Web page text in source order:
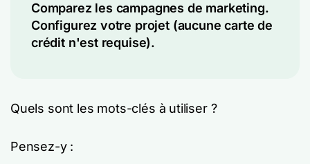
Comparez les campagnes de marketing.
Configurez votre projet (aucune carte de
crédit n'est requise).
Quels sont les mots-clés à utiliser ?
Pensez-y :